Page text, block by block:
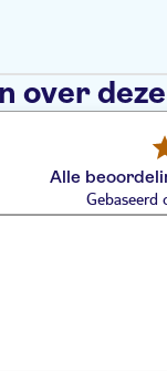
over
Alle
Gebaseerd